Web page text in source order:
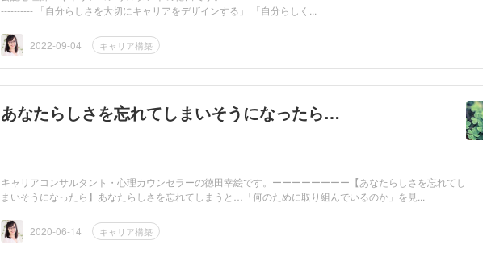
---------- 「自分らしさを大切にキャリアをデザインする」 「自分らしく...
2022-09-04 キャリア構築
あなたらしさを忘れてしまいそうになったら…
キャリアコンサルタント・心理カウンセラーの徳田幸絵です。ーーーーーーーー【あなたらしさを忘れてし
まいそうになったら】あなたらしさを忘れてしまうと…「何のために取り組んでいるのか」を見...
2020-06-14 キャリア構築